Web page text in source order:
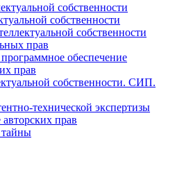
собственности
собственности
собственности
прав
обеспечение
прав
собственности. СИП.
технической экспертизы
прав